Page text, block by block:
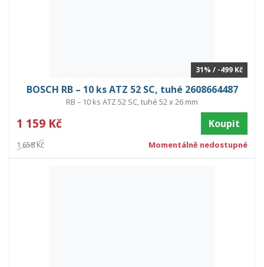
31% / -499 Kč
BOSCH RB – 10 ks ATZ 52 SC, tuhé 2608664487
RB – 10 ks ATZ 52 SC, tuhé 52 x 26 mm
1 159 Kč Koupit
1 658 Kč Momentálně nedostupné